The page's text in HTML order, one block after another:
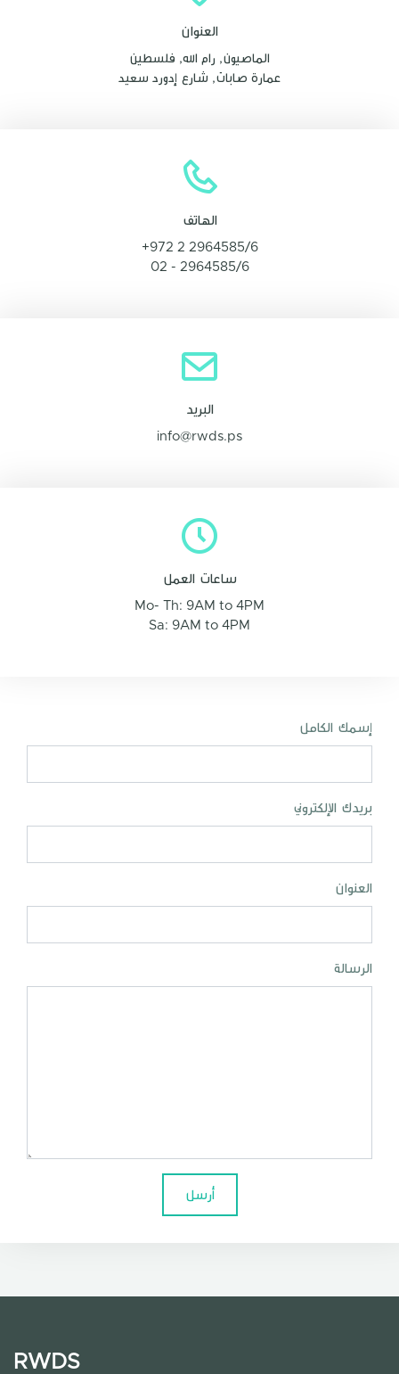
العنوان
الماصيون, رام الله, فلسطين
عمارة صابات, شارع إدورد سعيد
الهاتف
+972 2 2964585/6
02 - 2964585/6
البريد
info@rwds.ps
ساعات العمل
Mo- Th: 9AM to 4PM
Sa: 9AM to 4PM
إسمك الكامل
بريدك الإلكتروني
العنوان
الرسالة
أرسل
RWDS